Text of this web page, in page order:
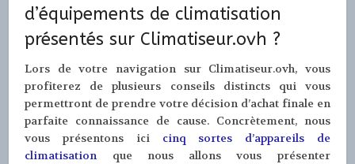
d’équipements de climatisation
présentés sur Climatiseur.ovh ?
Lors de votre navigation sur Climatiseur.ovh, vous
profiterez de plusieurs conseils distincts qui vous
permettront de prendre votre décision d’achat finale en
parfaite connaissance de cause. Concrètement, nous
vous présentons ici cinq sortes d’appareils de
climatisationque nous allons vous présenter